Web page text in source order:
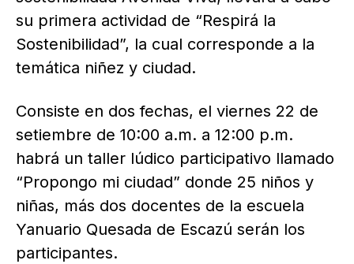
su primera actividad de “Respirá la
Sostenibilidad”, la cual corresponde a la
temática niñez y ciudad.
Consiste en dos fechas, el viernes 22 de
setiembre de 10:00 a.m. a 12:00 p.m.
habrá un taller lúdico participativo llamado
“Propongo mi ciudad” donde 25 niños y
niñas, más dos docentes de la escuela
Yanuario Quesada de Escazú serán los
participantes.